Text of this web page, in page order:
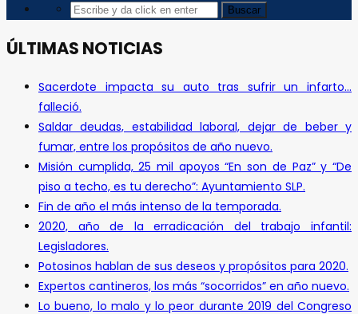
ÚLTIMAS NOTICIAS
Sacerdote impacta su auto tras sufrir un infarto…
falleció.
Saldar deudas, estabilidad laboral, dejar de beber y
fumar, entre los propósitos de año nuevo.
Misión cumplida, 25 mil apoyos “En son de Paz” y “De
piso a techo, es tu derecho”: Ayuntamiento SLP.
Fin de año el más intenso de la temporada.
2020, año de la erradicación del trabajo infantil:
Legisladores.
Potosinos hablan de sus deseos y propósitos para 2020.
Expertos cantineros, los más “socorridos” en año nuevo.
Lo bueno, lo malo y lo peor durante 2019 del Congreso